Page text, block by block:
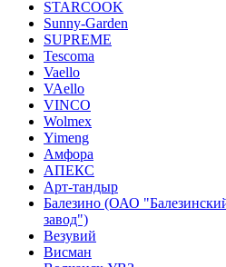
STARCOOK
Sunny-Garden
SUPREME
Tescoma
Vaello
VAello
VINCO
Wolmex
Yimeng
Амфора
АПЕКС
Арт-тандыр
Балезино (ОАО
завод")
Везувий
Висман